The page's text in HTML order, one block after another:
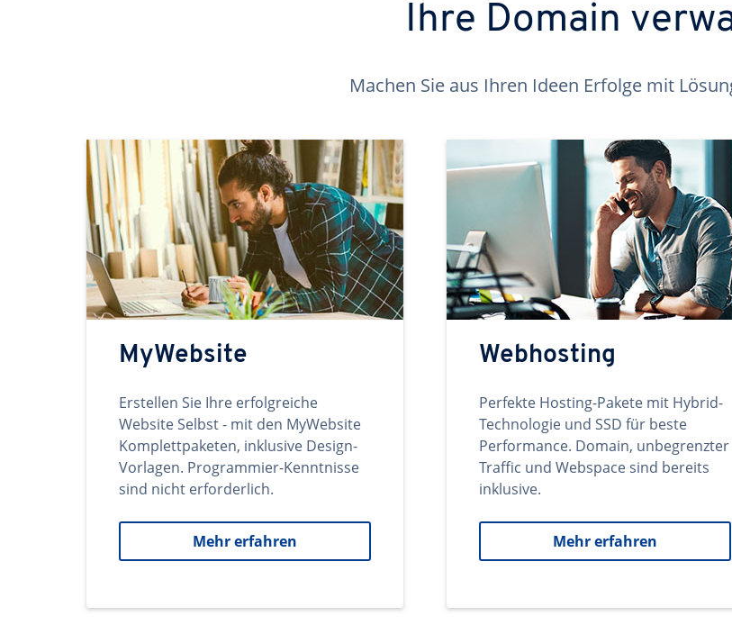
Ihre Domain
Machen Sie aus Ihren Ideen Erfolge mit
MyWebsite
Erstellen Sie Ihre erfolgreiche
Website Selbst - mit den MyWebsite
Komplettpaketen, inklusive Design-
Vorlagen. Programmier-Kenntnisse
sind nicht erforderlich.
Mehr erfahren
Webhosting
Perfekte Hosting-Pakete mit Hybrid-
Technologie und SSD für beste
Performance. Domain, unbegrenzter
Traffic und Webspace sind bereits
inklusive.
Mehr erfahren